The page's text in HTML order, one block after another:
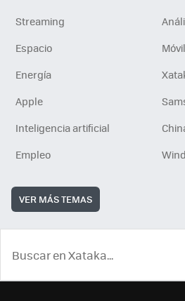
Streaming
Espacio
Energía
Apple
Inteligencia artificial
Empleo
VER MÁS TEMAS